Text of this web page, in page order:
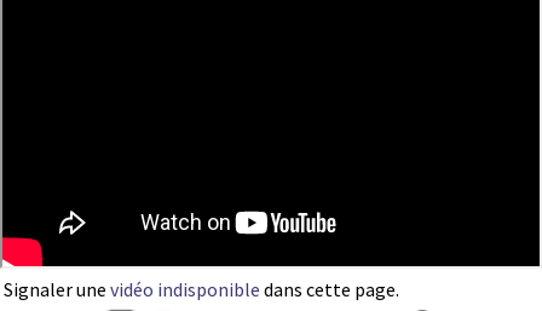
Signaler une vidéo indisponible dans cette page.